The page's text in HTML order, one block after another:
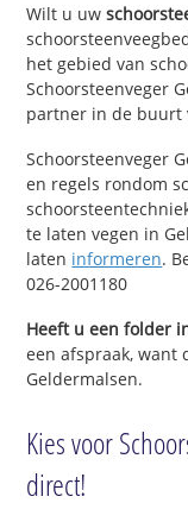
Wilt u uw
het gebied van
Schoorsteenveger
partner in de buurt
Schoorsteenveger
en regels rondom
te laten vegen in
laten informeren.
026-2001180
Heeft u een folder
een afspraak,
Geldermalsen.
Kies voor
direct!